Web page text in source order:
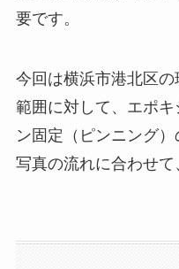
要です。
今回は横浜市港北区
範囲に対して、エポ
ン固定（ピンニング）
写真の流れに合わせて